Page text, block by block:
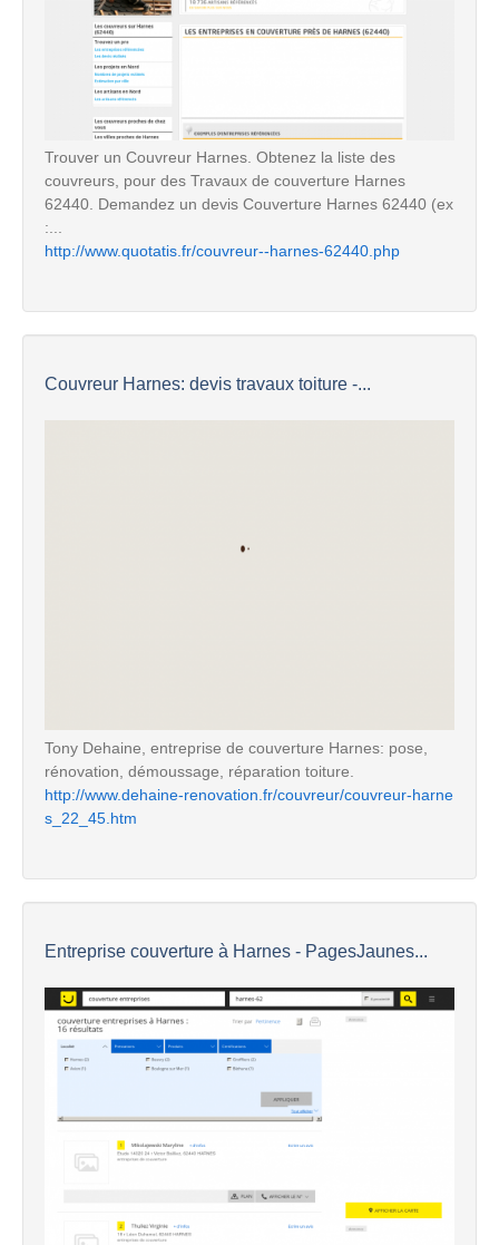
Trouver un Couvreur Harnes. Obtenez la liste des
couvreurs, pour des Travaux de couverture Harnes
62440. Demandez un devis Couverture Harnes 62440 (ex
:...
http://www.quotatis.fr/couvreur--harnes-62440.php
Couvreur Harnes: devis travaux toiture -...
Tony Dehaine, entreprise de couverture Harnes: pose,
rénovation, démoussage, réparation toiture.
http://www.dehaine-renovation.fr/couvreur/couvreur-harne
s_22_45.htm
Entreprise couverture à Harnes - PagesJaunes...